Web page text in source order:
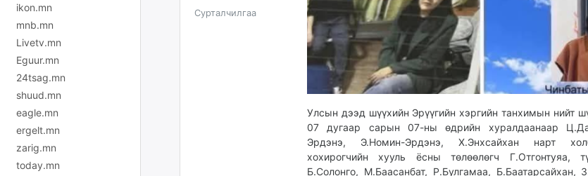
ikon.mn
mnb.mn
Livetv.mn
Eguur.mn
24tsag.mn
shuud.mn
eagle.mn
ergelt.mn
zarig.mn
today.mn
Сурталчилгаа
Улсын дээд шүүхийн Эрүүгийн хэргийн танхимын нийт
07 дугаар сарын 07-ны өдрийн хуралдаанаар
Эрдэнэ, Э.Номин-Эрдэнэ, Х.Энхсайхан нарт
хохирогчийн хууль ёсны төлөөлөгч Г.Отгонтуяа,
Б.Солонго, М.Баасанбат, Р.Булгамаа, Б.Баатарсайхан,